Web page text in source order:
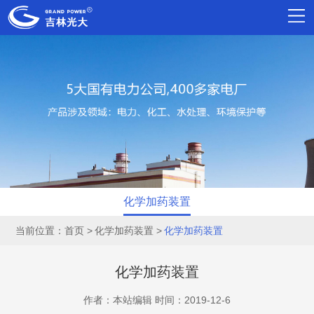
化学加药装置
当前位置：首页 化学加药装置 化学加药装置
化学加药装置
作者：本站编辑 时间：2019-12-6